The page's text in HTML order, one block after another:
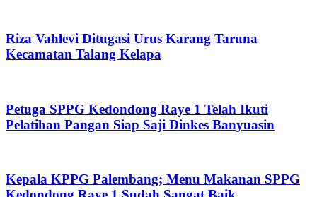
Riza Vahlevi Ditugasi Urus Karang Taruna
Kecamatan Talang Kelapa
Petuga SPPG Kedondong Raye 1 Telah Ikuti
Pelatihan Pangan Siap Saji Dinkes Banyuasin
Kepala KPPG Palembang; Menu Makanan SPPG